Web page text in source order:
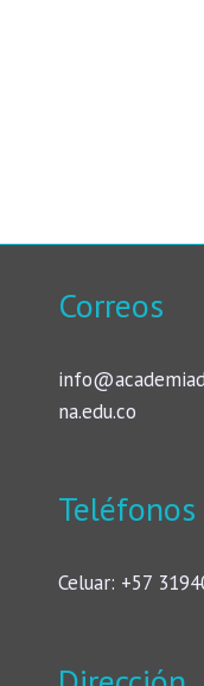
Correos
na.edu.co
Teléfonos
Celuar: +57